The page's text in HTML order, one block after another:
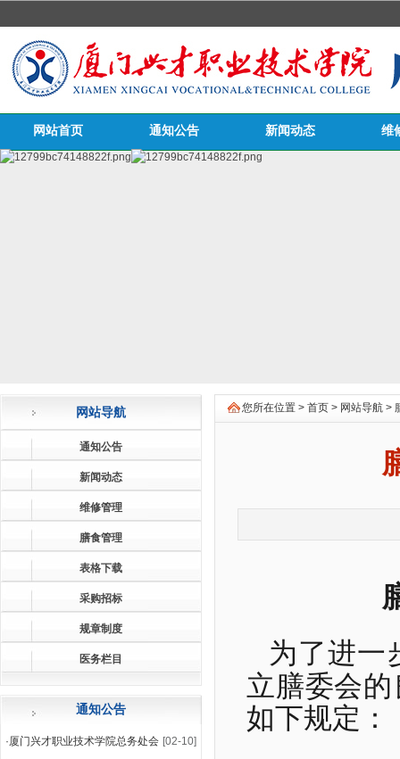
网站首页 通知公告 新闻动态 维
网站导航
通知公告
新闻动态
维修管理
膳食管理
表格下载
采购招标
规章制度
医务栏目
通知公告
[02-10]
·厦门兴才职业技术学院总务处会
您所在位置 > 首页 > 网站导航 >
为了进一
立膳委会
如下规定：